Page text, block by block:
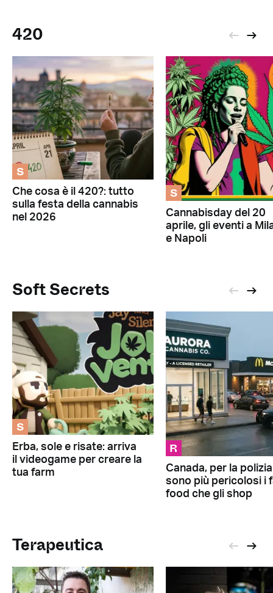
420
S
Che cosa è il 420?: tutto
sulla festa della cannabis
nel 2026
S
Cannabisday del 20
aprile, gli eventi a
e Napoli
Soft Secrets
S
Erba, sole e risate: arriva
il videogame per creare la
tua farm
R
Canada, per la polizia
sono più pericolosi i
food che gli shop
Terapeutica